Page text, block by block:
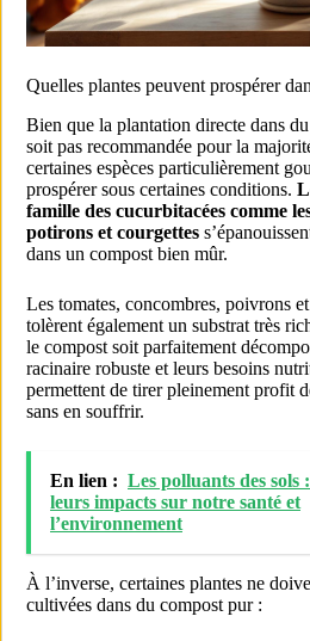
Quelles plantes peuvent prospérer
Bien que la plantation directe dans
soit pas recommandée pour la
certaines espèces particulièrement
prospérer sous certaines conditions.
famille des cucurbitacées comme
potirons et courgettes
dans un compost bien mûr.
Les tomates, concombres, poivrons
tolèrent également un substrat très
le compost soit parfaitement
racinaire robuste et leurs besoins
permettent de tirer pleinement profit
sans en souffrir.
En lien : Les polluants des sols
leurs impacts sur notre santé et
l’environnement
À l’inverse, certaines plantes ne
cultivées dans du compost pur :